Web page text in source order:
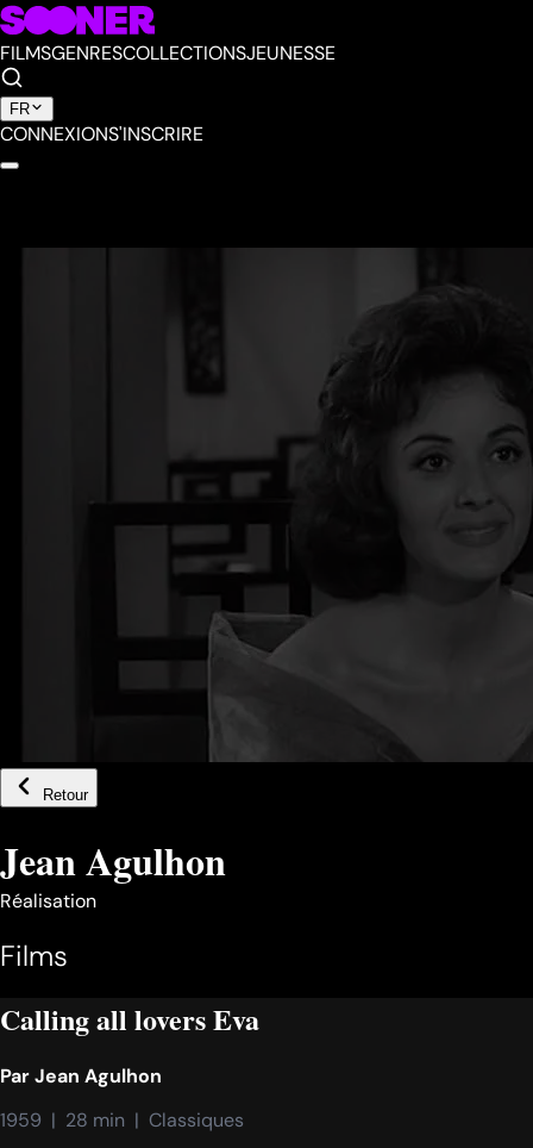
FILMSGENRESCOLLECTIONSJEUNESSE
FR
CONNEXIONS'INSCRIRE
Retour
Jean Agulhon
Réalisation
Films
Calling all lovers Eva
ParJean Agulhon
1959  |  28 min  |  Classiques